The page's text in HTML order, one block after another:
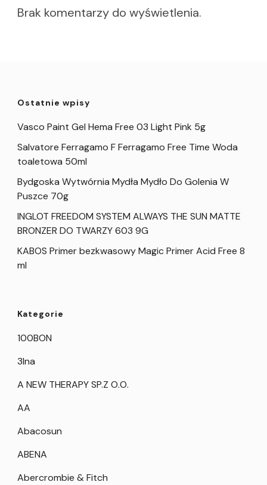
Brak komentarzy do wyświetlenia.
Ostatnie wpisy
Vasco Paint Gel Hema Free 03 Light Pink 5g
Salvatore Ferragamo F Ferragamo Free Time Woda
toaletowa 50ml
Bydgoska Wytwórnia Mydła Mydło Do Golenia W
Puszce 70g
INGLOT FREEDOM SYSTEM ALWAYS THE SUN MATTE
BRONZER DO TWARZY 603 9G
KABOS Primer bezkwasowy Magic Primer Acid Free 8
ml
Kategorie
100BON
3Ina
A NEW THERAPY SP.Z O.O.
AA
Abacosun
ABENA
Abercrombie & Fitch